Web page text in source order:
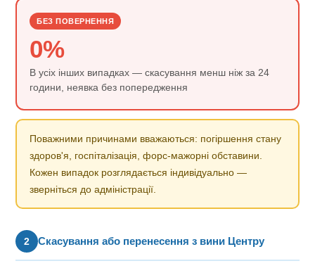
БЕЗ ПОВЕРНЕННЯ
0%
В усіх інших випадках — скасування менш ніж за 24
години, неявка без попередження
Поважними причинами вважаються: погіршення стану
здоров'я, госпіталізація, форс-мажорні обставини.
Кожен випадок розглядається індивідуально —
зверніться до адміністрації.
2 Скасування або перенесення з вини Центру